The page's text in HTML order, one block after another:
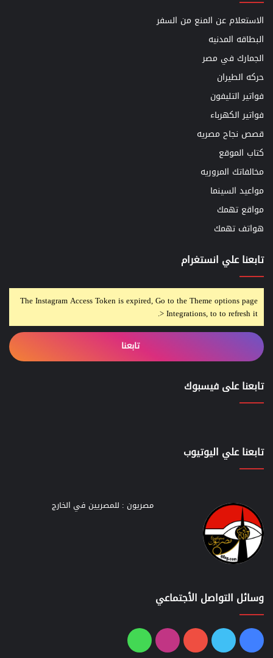
الاستعلام عن المنع من السفر
البطاقه المدنيه
الجمارك في مصر
حركه الطيران
فواتير التليفون
فواتير الكهرباء
قصص نجاح مصريه
كتاب الموقع
مخالفاتك المروريه
مواعيد السينما
مواقع تهمك
هواتف تهمك
تابعنا علي انستغرام
The Instagram Access Token is expired, Go to the Theme options page
> Integrations, to to refresh it.
تابعنا
تابعنا على فيسبوك
تابعنا علي اليوتيوب
مصريون : للمصريين في الخارج
وسائل التواصل الأجتماعي
فيسبوك
تويتر يوتيوبانستقرامواتساب